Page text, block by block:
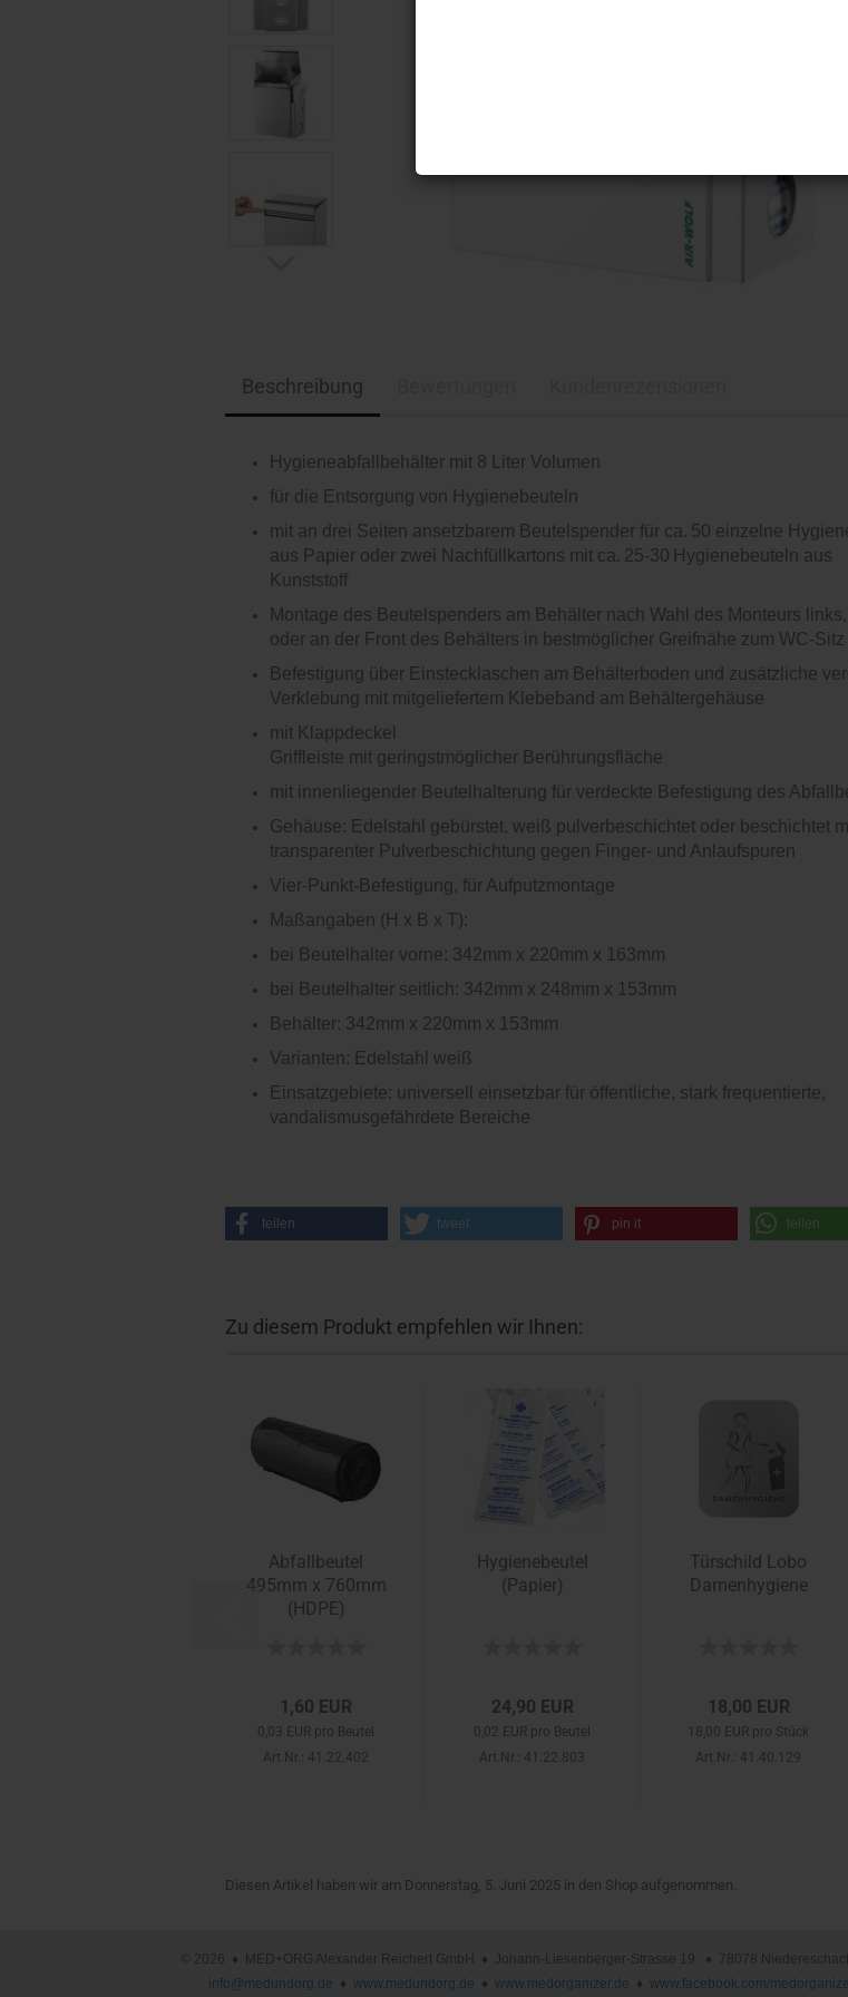
Beschreibung
Hygieneabfallbehälter mit 8 Liter Volumen
für die Entsorgung von Hygienebeuteln
mit an drei Seiten ansetzbarem Beutelspender für ca. 50 einzelne
aus Papier oder zwei Nachfüllkartons mit ca. 25-30 Hygienebeuteln aus
Kunststoff
Montage des Beutelspenders am Behälter nach Wahl des Monteurs
oder an der Front des Behälters in bestmöglicher Greifnähe zum WC-Sitz
Befestigung über Einstecklaschen am Behälterboden und zusätzliche
Verklebung mit mitgelie­fertem Klebeband am Behältergehäuse
mit Klappdeckel
Griffleiste mit geringstmöglicher Berührungsfläche
mit innenliegender Beutelhalterung für verdeckte Befestigung des
Gehäuse: Edelstahl gebürstet, weiß pulverbeschichtet oder beschichtet
transparenter Pulverbeschichtung gegen Finger- und Anlaufspuren
Vier-Punkt-Befestigung, für Aufputzmontage
Maßangaben (H x B x T):
bei Beutelhalter vorne: 342mm x 220mm x 163mm
bei Beutelhalter seitlich: 342mm x 248mm x 153mm
Behälter: 342mm x 220mm x 153mm
Varianten: Edelstahl weiß
Einsatzgebiete: universell einsetzbar für öffentliche, stark frequentierte,
vandalismusgefährdete Bereiche
teilen tweet pin it teilen
Zu diesem Produkt empfehlen wir Ihnen:
Abfallbeutel
495mm x 760mm
(HDPE)
1,60 EUR
0,03 EUR pro Beutel
Art.Nr.: 41.22.402
Hygienebeutel
(Papier)
24,90 EUR
0,02 EUR pro Beutel
Art.Nr.: 41.22.803
Türschild Lobo
Damenhygiene
18,00 EUR
18,00 EUR pro Stück
Art.Nr.: 41.40.129
Diesen Artikel haben wir am Donnerstag, 5. Juni 2025 in den Shop aufgenommen.
© 2026 ♦ MED+ORG Alexander Reichert GmbH ♦ Johann-Liesenberger-Strasse 19 ♦ 78078
info@medundorg.de ♦ www.medundorg.de ♦ www.medorganizer.de ♦ www.facebook.com/